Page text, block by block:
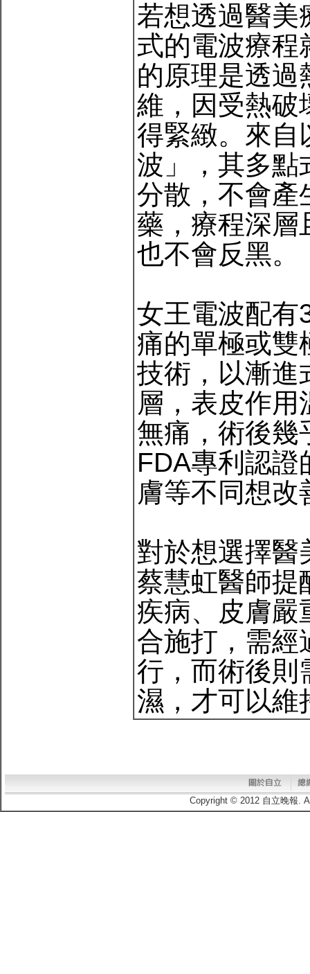
若想透過醫美
式的電波療程
的原理是透過
維，因受熱破
得緊緻。來自
波」，其多點
分散，不會產
藥，療程深層
也不會反黑。
女王電波配有
痛的單極或雙
技術，以漸進
層，表皮作
無痛，術後幾
FDA專利認證
膚等不同想
對於想選擇醫
蔡慧虹醫師提
疾病、皮膚嚴
合施打，需經
行，而術後則
濕，才可以維
Copyright © 2012 自立晚報.